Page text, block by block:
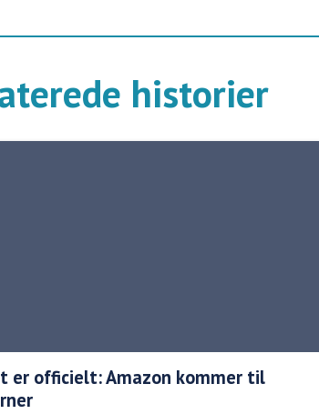
historier
er officielt: Amazon kommer til